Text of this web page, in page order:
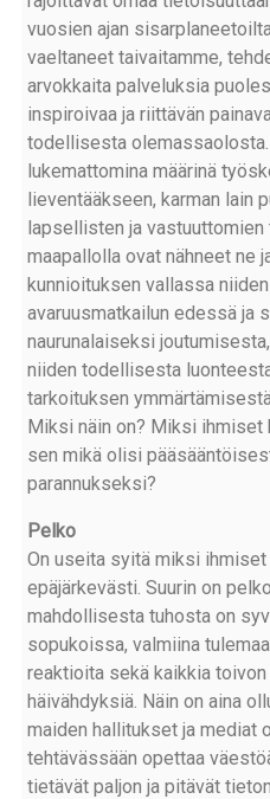
vuosien ajan
vaeltaneet taivaitamme,
arvokkaita palveluksia
inspiroivaa ja riittävän
todellisesta
lukemattomina määrinä
lieventääkseen, karman lain
lapsellisten ja
maapallolla ovat nähneet ne
kunnioituksen vallassa
avaruusmatkailun edessä ja
naurunalaiseksi
niiden todellisesta
tarkoituksen
Miksi näin on? Miksi ihmiset
sen mikä olisi
parannukseksi?
Pelko
On useita syitä miksi ihmiset
epäjärkevästi. Suurin on
mahdollisesta tuhosta on
sopukoissa, valmiina
reaktioita sekä kaikkia
häivähdyksiä. Näin on aina
maiden hallitukset ja mediat
tehtävässään opettaa
tietävät paljon ja pitävät